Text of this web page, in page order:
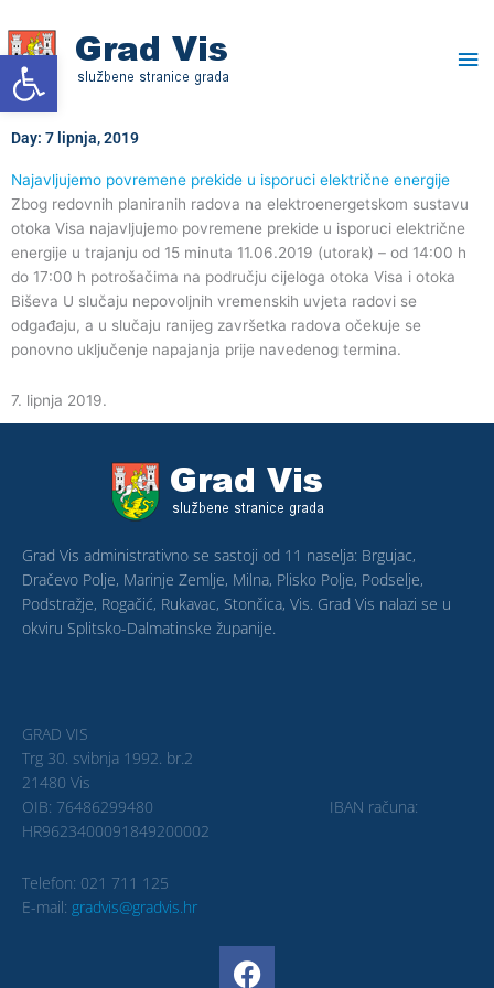
Open toolbar
to
content
Day: 7 lipnja, 2019
Najavljujemo povremene prekide u isporuci električne energije
Zbog redovnih planiranih radova na elektroenergetskom sustavu
otoka Visa najavljujemo povremene prekide u isporuci električne
energije u trajanju od 15 minuta 11.06.2019 (utorak) – od 14:00 h
do 17:00 h potrošačima na području cijeloga otoka Visa i otoka
Biševa U slučaju nepovoljnih vremenskih uvjeta radovi se
odgađaju, a u slučaju ranijeg završetka radova očekuje se
ponovno uključenje napajanja prije navedenog termina.
7. lipnja 2019.
Grad Vis administrativno se sastoji od 11 naselja: Brgujac,
Dračevo Polje, Marinje Zemlje, Milna, Plisko Polje, Podselje,
Podstražje, Rogačić, Rukavac, Stončica, Vis. Grad Vis nalazi se u
okviru Splitsko-Dalmatinske županije.
GRAD VIS
Trg 30. svibnja 1992. br.2
21480 Vis
OIB: 76486299480 IBAN računa:
HR9623400091849200002
Telefon: 021 711 125
E-mail: gradvis@gradvis.hr
F